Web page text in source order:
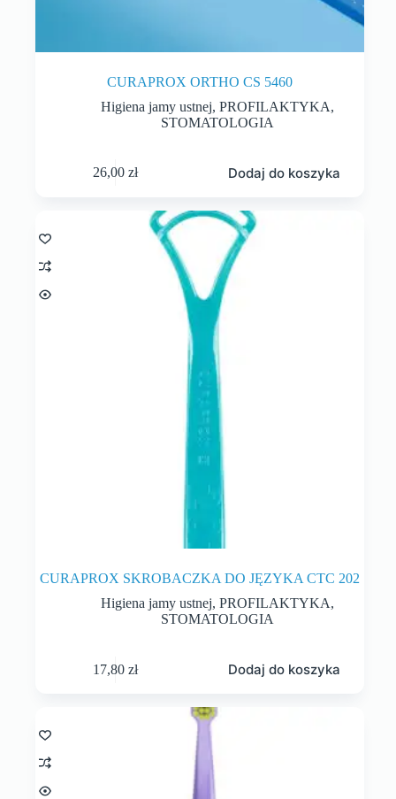
CURAPROX ORTHO CS 5460
Higiena jamy ustnej,PROFILAKTYKA,
STOMATOLOGIA
26,00zł Dodaj do koszyka
CURAPROX SKROBACZKA DO JĘZYKA CTC 202
Higiena jamy ustnej,PROFILAKTYKA,
STOMATOLOGIA
17,80zł Dodaj do koszyka